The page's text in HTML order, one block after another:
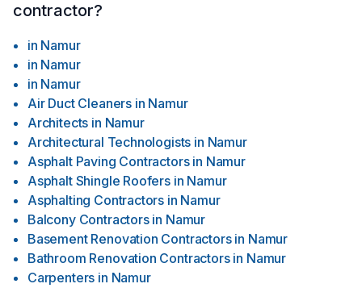
contractor?
in Namur
in Namur
in Namur
Air Duct Cleaners in Namur
Architects in Namur
Architectural Technologists in Namur
Asphalt Paving Contractors in Namur
Asphalt Shingle Roofers in Namur
Asphalting Contractors in Namur
Balcony Contractors in Namur
Basement Renovation Contractors in Namur
Bathroom Renovation Contractors in Namur
Carpenters in Namur